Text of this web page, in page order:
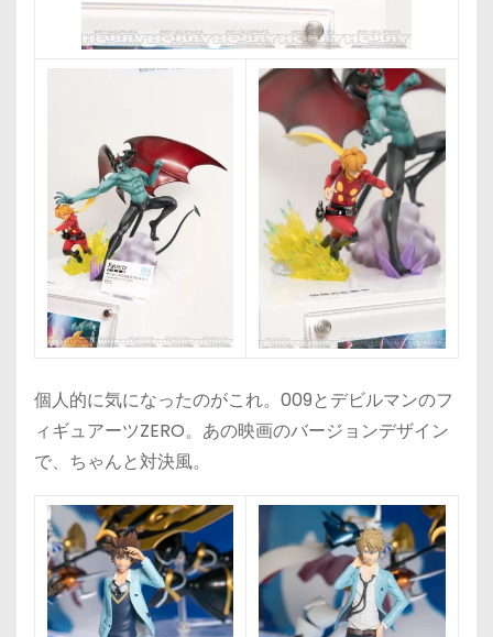
個人的に気になったのがこれ。009とデビルマンのフ
ィギュアーツZERO。あの映画のバージョンデザイン
で、ちゃんと対決風。